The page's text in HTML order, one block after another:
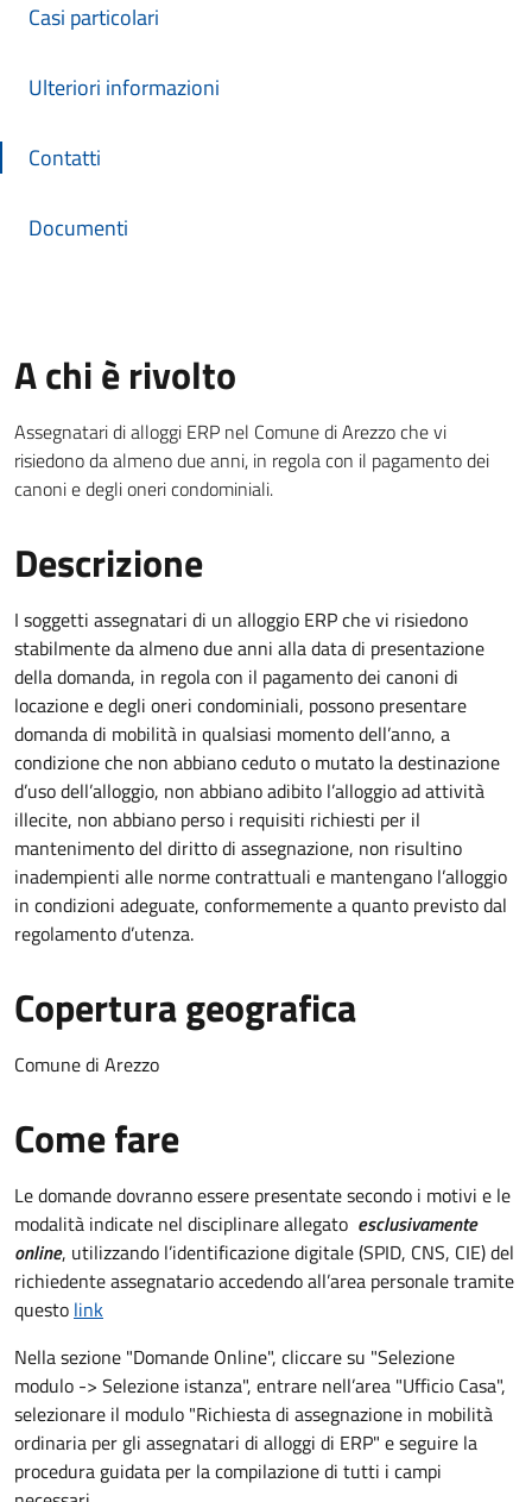
Casi particolari
Ulteriori informazioni
Contatti
Documenti
A chi è rivolto
Assegnatari di alloggi ERP nel Comune di Arezzo che vi
risiedono da almeno due anni, in regola con il pagamento dei
canoni e degli oneri condominiali.
Descrizione
I soggetti assegnatari di un alloggio ERP che vi risiedono
stabilmente da almeno due anni alla data di presentazione
della domanda, in regola con il pagamento dei canoni di
locazione e degli oneri condominiali, possono presentare
domanda di mobilità in qualsiasi momento dell’anno, a
condizione che non abbiano ceduto o mutato la destinazione
d’uso dell’alloggio, non abbiano adibito l’alloggio ad attività
illecite, non abbiano perso i requisiti richiesti per il
mantenimento del diritto di assegnazione, non risultino
inadempienti alle norme contrattuali e mantengano l’alloggio
in condizioni adeguate, conformemente a quanto previsto dal
regolamento d’utenza.
Copertura geografica
Comune di Arezzo
Come fare
Le domande dovranno essere presentate secondo i motivi e le
modalità indicate nel disciplinare allegato esclusivamente
online, utilizzando l’identificazione digitale (SPID, CNS, CIE) del
richiedente assegnatario accedendo all’area personale tramite
questo link
Nella sezione "Domande Online", cliccare su "Selezione
modulo -> Selezione istanza", entrare nell’area "Ufficio Casa",
selezionare il modulo "Richiesta di assegnazione in mobilità
ordinaria per gli assegnatari di alloggi di ERP" e seguire la
procedura guidata per la compilazione di tutti i campi